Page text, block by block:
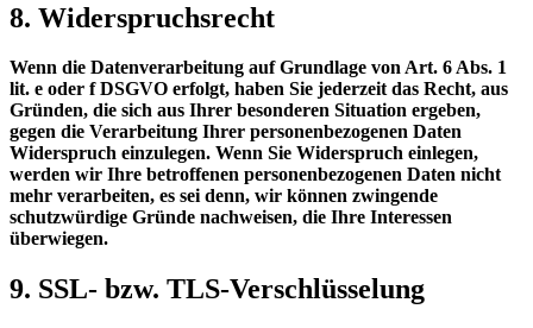
8. Widerspruchsrecht
Wenn die Datenverarbeitung auf Grundlage von Art. 6 Abs. 1
lit. e oder f DSGVO erfolgt, haben Sie jederzeit das Recht, aus
Gründen, die sich aus Ihrer besonderen Situation ergeben,
gegen die Verarbeitung Ihrer personenbezogenen Daten
Widerspruch einzulegen. Wenn Sie Widerspruch einlegen,
werden wir Ihre betroffenen personenbezogenen Daten nicht
mehr verarbeiten, es sei denn, wir können zwingende
schutzwürdige Gründe nachweisen, die Ihre Interessen
überwiegen.
9. SSL- bzw. TLS-Verschlüsselung